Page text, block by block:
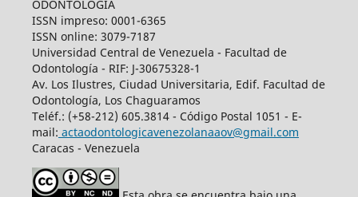
ODONTOLOGÍA
ISSN impreso: 0001-6365
ISSN online: 3079-7187
Universidad Central de Venezuela - Facultad de
Odontología - RIF: J-30675328-1
Av. Los Ilustres, Ciudad Universitaria, Edif. Facultad de
Odontología, Los Chaguaramos
Teléf.: (+58-212) 605.3814 - Código Postal 1051 - E-
mail: actaodontologicavenezolanaaov@gmail.com
Caracas - Venezuela